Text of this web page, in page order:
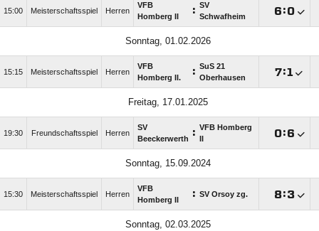
15:00 Meisterschaftsspiel Herren
VFB
Homberg II
: SV
Schwafheim
:
Sonntag, 01.02.2026
15:15 Meisterschaftsspiel Herren
VFB
Homberg II.
: SuS 21
Oberhausen
:
Freitag, 17.01.2025
19:30 Freundschaftsspiel Herren
SV
Beeckerwerth : VFB Homberg
:
Sonntag, 15.09.2024
15:30 Meisterschaftsspiel Herren
VFB
Homberg II
: SV Orsoy zg. :
Sonntag, 02.03.2025